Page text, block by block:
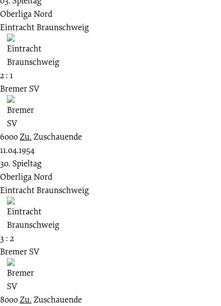
Oberliga Nord
Eintracht Braunschweig
2 : 1
Bremer SV
6000Zu. Zuschauende
11.04.1954
30. Spieltag
Oberliga Nord
Eintracht Braunschweig
3 : 2
Bremer SV
8000Zu. Zuschauende